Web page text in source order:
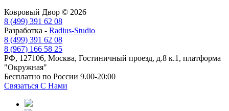
Ковровый Двор © 2026
8 (499) 391 62 08
Разработка - Radius-Studio
8 (499) 391 62 08
8 (967) 166 58 25
РФ, 127106, Москва, Гостиничный проезд, д.8 к.1, платформа
"Окружная"
Бесплатно по России 9.00-20:00
Связаться С Нами